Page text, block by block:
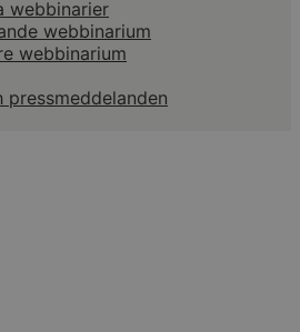
webbinarier
webbinarium
webbinarium
pressmeddelanden